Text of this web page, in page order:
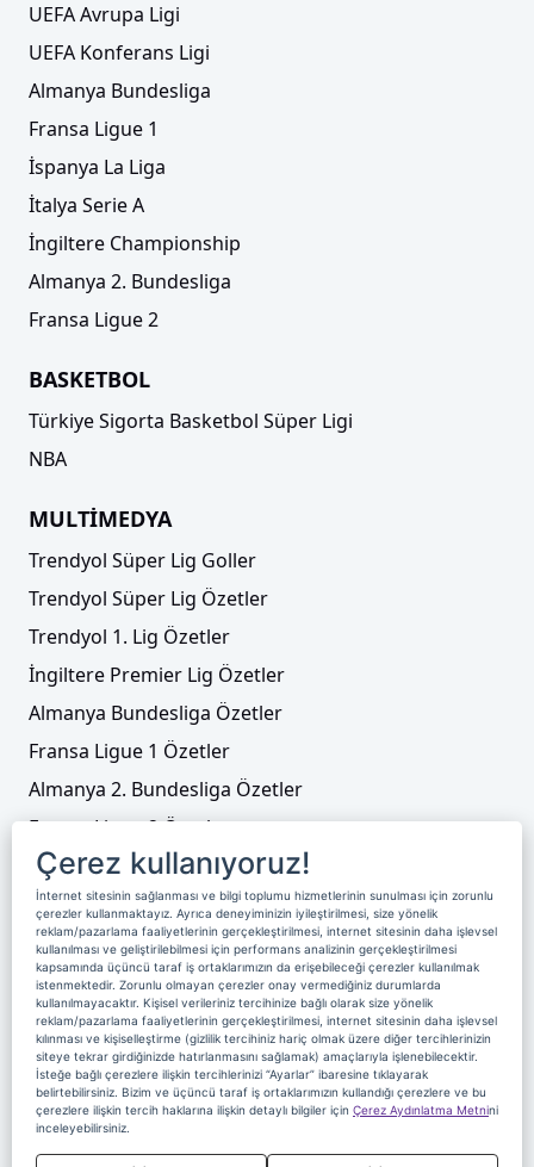
UEFA Avrupa Ligi
UEFA Konferans Ligi
Almanya Bundesliga
Fransa Ligue 1
İspanya La Liga
İtalya Serie A
İngiltere Championship
Almanya 2. Bundesliga
Fransa Ligue 2
BASKETBOL
Türkiye Sigorta Basketbol Süper Ligi
NBA
MULTİMEDYA
Trendyol Süper Lig Goller
Trendyol Süper Lig Özetler
Trendyol 1. Lig Özetler
İngiltere Premier Lig Özetler
Almanya Bundesliga Özetler
Fransa Ligue 1 Özetler
Almanya 2. Bundesliga Özetler
Fransa Ligue 2 Özetler
Tenis
Video Liste
Foto Galeriler
Üyelik Yayın Akışı Reklam
Site Sözleşmesi
Künye ve İletişim
Çerez Politikası
Çerez Yönetimi
Veri Sahibi Başvuru Formu
Nereden İzlerim
Copyright 2020 Digiturk Bu siteyi kullanarak sözleşmeyi kabul etmiş
Çerez kullanıyoruz!
İnternet sitesinin sağlanması ve bilgi toplumu hizmetlerinin sunulması için zorunlu
çerezler kullanmaktayız. Ayrıca deneyiminizin iyileştirilmesi, size yönelik
reklam/pazarlama faaliyetlerinin gerçekleştirilmesi, internet sitesinin daha işlevsel
kullanılması ve geliştirilebilmesi için performans analizinin gerçekleştirilmesi
kapsamında üçüncü taraf iş ortaklarımızın da erişebileceği çerezler kullanılmak
istenmektedir. Zorunlu olmayan çerezler onay vermediğiniz durumlarda
kullanılmayacaktır. Kişisel verileriniz tercihinize bağlı olarak size yönelik
reklam/pazarlama faaliyetlerinin gerçekleştirilmesi, internet sitesinin daha işlevsel
kılınması ve kişiselleştirme (gizlilik tercihiniz hariç olmak üzere diğer tercihlerinizin
siteye tekrar girdiğinizde hatırlanmasını sağlamak) amaçlarıyla işlenebilecektir.
İsteğe bağlı çerezlere ilişkin tercihlerinizi “Ayarlar” ibaresine tıklayarak
belirtebilirsiniz. Bizim ve üçüncü taraf iş ortaklarımızın kullandığı çerezlere ve bu
çerezlere ilişkin tercih haklarına ilişkin detaylı bilgiler için Çerez Aydınlatma Metnini
inceleyebilirsiniz.